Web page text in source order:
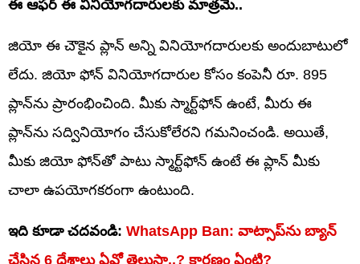
ఈ ఆఫర్ ఈ వినియోగదారులకు మాత్రమే..
జియో ఈ చౌకైన ప్లాన్ అన్ని వినియోగదారులకు అందుబాటులో
లేదు. జియో ఫోన్ వినియోగదారుల కోసం కంపెనీ రూ. 895
ప్లాన్‌ను ప్రారంభించింది. మీకు స్మార్ట్‌ఫోన్ ఉంటే, మీరు ఈ
ప్లాన్‌ను సద్వినియోగం చేసుకోలేరని గమనించండి. అయితే,
మీకు జియో ఫోన్‌తో పాటు స్మార్ట్‌ఫోన్ ఉంటే ఈ ప్లాన్ మీకు
చాలా ఉపయోగకరంగా ఉంటుంది.
ఇది కూడా చదవండి: WhatsApp Ban: వాట్సాప్‌ను బ్యాన్‌
చేసిన 6 దేశాలు ఏవో తెలుసా..? కారణం ఏంటి?